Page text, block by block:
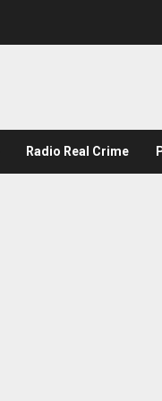
Radio Real Crime